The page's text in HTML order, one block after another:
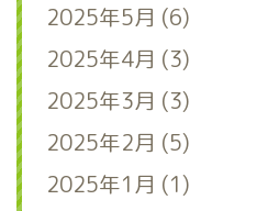
2025年5月 (6)
2025年4月 (3)
2025年3月 (3)
2025年2月 (5)
2025年1月 (1)